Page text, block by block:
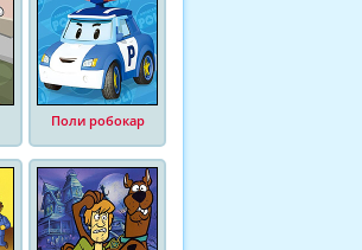
Поли робокар